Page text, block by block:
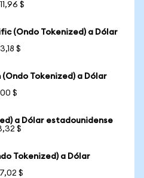
$
(Ondo Tokenized) a Dólar
$
Tokenized) a Dólar
$
a Dólar estadounidense
$
Tokenized) a Dólar
$